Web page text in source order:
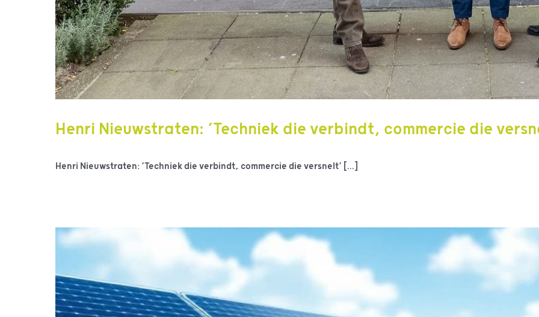
Henri Nieuwstraten: ‘Techniek die verbindt, commercie die
Henri Nieuwstraten: ‘Techniek die verbindt, commercie die versnelt’ [...]